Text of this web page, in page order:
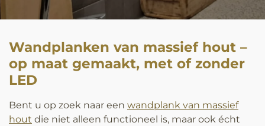
Wandplanken van massief hout –
op maat gemaakt, met of zonder
LED
Bent u op zoek naar een wandplank van massief
hout die niet alleen functioneel is, maar ook écht